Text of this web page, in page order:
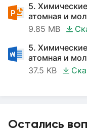
5.
атомная и
9.85 MB
5.
атомная и
37.5 KB
Остались